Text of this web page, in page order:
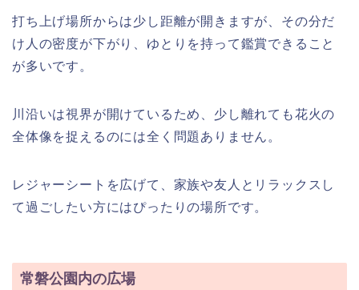
打ち上げ場所からは少し距離が開きますが、その分だ
け人の密度が下がり、ゆとりを持って鑑賞できること
が多いです。
川沿いは視界が開けているため、少し離れても花火の
全体像を捉えるのには全く問題ありません。
レジャーシートを広げて、家族や友人とリラックスし
て過ごしたい方にはぴったりの場所です。
常磐公園内の広場